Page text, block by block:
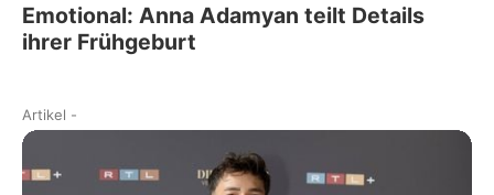
Emotional: Anna Adamyan teilt Details
ihrer Frühgeburt
Artikel -